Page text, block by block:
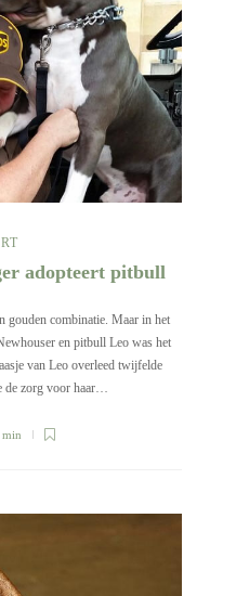
adopteert pitbull
gouden combinatie. Maar in het
en pitbull Leo was het
van Leo overleed twijfelde
de zorg voor haar…
min